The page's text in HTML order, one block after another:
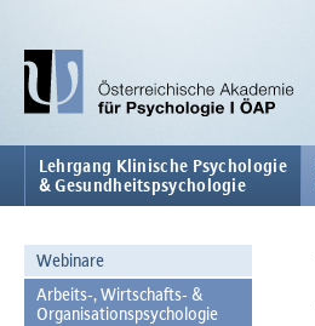
Lehrgang Klinische Psychologie
& Gesundheitspsychologie
Webinare
Arbeits-, Wirtschafts- &
Organisationspsychologie